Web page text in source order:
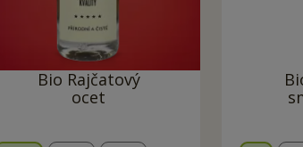
Bio Rajčatový
ocet